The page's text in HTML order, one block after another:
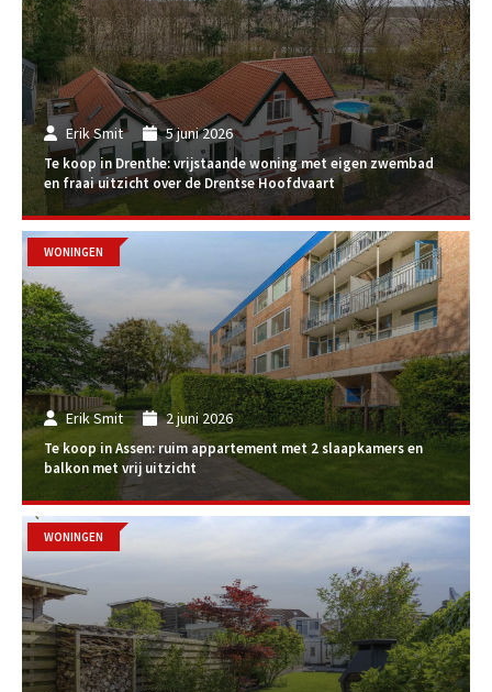
Erik Smit 5 juni 2026
Te koop in Drenthe: vrijstaande woning met eigen zwembad
en fraai uitzicht over de Drentse Hoofdvaart
Erik Smit 2 juni 2026
Te koop in Assen: ruim appartement met 2 slaapkamers en
balkon met vrij uitzicht
WONINGEN
WONINGEN